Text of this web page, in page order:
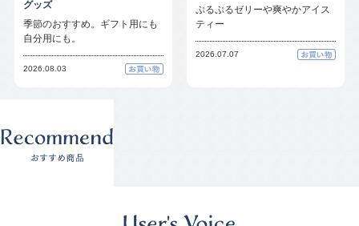
グッズ
季節のおすすめ。ギフト用にも
自分用にも。
2026.08.03
ぷるぷるゼリーや爽やかアイス
ティー
2026.07.07